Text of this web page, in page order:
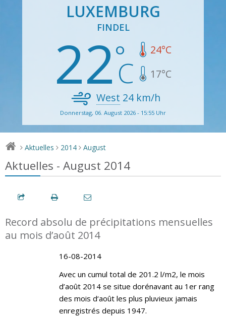
LUXEMBURG
FINDEL
22 24°C
17°C
West 24 km/h
Donnerstag, 06. August 2026 - 15:55 Uhr
> Aktuelles > 2014 > August
Aktuelles - August 2014
Record absolu de précipitations mensuelles
au mois d’août 2014
16-08-2014
Avec un cumul total de 201.2 l/m2, le mois
d’août 2014 se situe dorénavant au 1er rang
des mois d‘août les plus pluvieux jamais
enregistrés depuis 1947.